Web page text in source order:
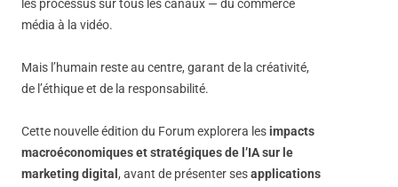
les processus sur tous les canaux — du commerce
média à la vidéo.
Mais l’humain reste au centre, garant de la créativité,
de l’éthique et de la responsabilité.
Cette nouvelle édition du Forum explorera lesimpacts
macroéconomiques et stratégiques de l’IA sur le
marketing digital , avant de présenter sesapplications